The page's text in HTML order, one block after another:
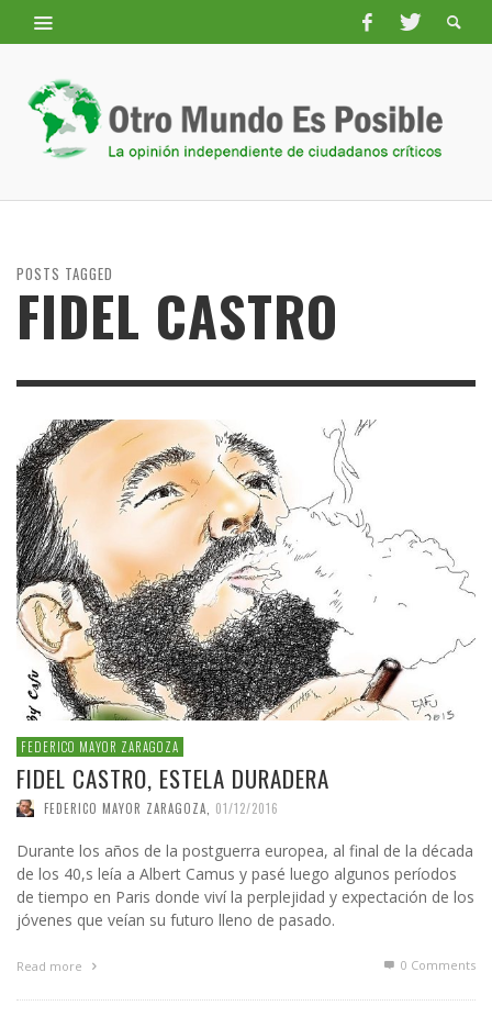
POSTS TAGGED
FIDEL CASTRO
FEDERICO MAYOR ZARAGOZA
FIDEL CASTRO, ESTELA DURADERA
FEDERICO MAYOR ZARAGOZA 01/12/2016
Durante los años de la postguerra europea, al final de la década
de los 40,s leía a Albert Camus y pasé luego algunos períodos
de tiempo en Paris donde viví la perplejidad y expectación de los
jóvenes que veían su futuro lleno de pasado.
Read more 0 Comments